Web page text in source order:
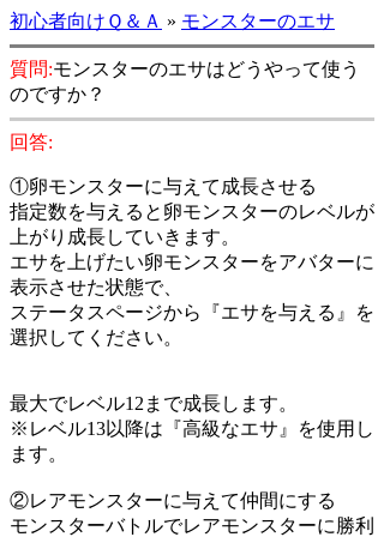
初心者向けＱ＆Ａ » モンスターのエサ
質問:モンスターのエサはどうやって使う
のですか？
回答:
①卵モンスターに与えて成長させる
指定数を与えると卵モンスターのレベルが
上がり成長していきます。
エサを上げたい卵モンスターをアバターに
表示させた状態で、
ステータスページから『エサを与える』を
選択してください。
最大でレベル12まで成長します。
※レベル13以降は『高級なエサ』を使用し
ます。
②レアモンスターに与えて仲間にする
モンスターバトルでレアモンスターに勝利